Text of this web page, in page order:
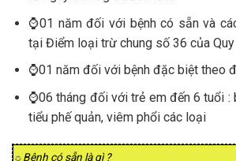
⌚01 năm đối với bệnh có sẵn và
tại Điểm loại trừ chung số 36 của Quy
⌚01 năm đối với bệnh đặc biệt theo
⌚06 tháng đối với trẻ em đến 6 tuổi :
tiểu phế quản, viêm phổi các loại
☼ Bệnh có sẵn là gì ?